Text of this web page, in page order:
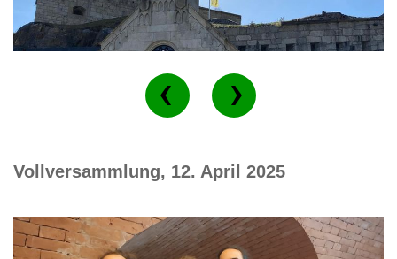
Vollversammlung, 12. April 2025